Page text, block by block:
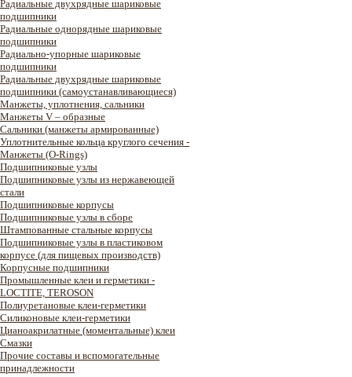
Радиальные двухрядные шариковые
подшипники
Радиальные однорядные шариковые
подшипники
Радиально-упорные шариковые
подшипники
Радиальные двухрядные шариковые
подшипники (самоустанавливающиеся)
Манжеты, уплотнения, сальники
Манжеты V – образные
Сальники (манжеты армированные)
Уплотнительные кольца круглого сечения -
Манжеты (O-Rings)
Подшипниковые узлы
Подшипниковые узлы из нержавеющей
стали
Подшипниковые корпусы
Подшипниковые узлы в сборе
Штампованные стальные корпусы
Подшипниковые узлы в пластиковом
корпусе (для пищевых производств)
Корпусные подшипники
Промышленные клеи и герметики -
LOCTITE, TEROSON
Полиуретановые клеи-герметики
Силиконовые клеи-герметики
Цианоакрилатные (моментальные) клеи
Смазки
Прочие составы и вспомогательные
принадлежности